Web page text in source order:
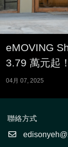
eMOVING
3.79 萬元起！
04月 07, 2025
聯絡方式